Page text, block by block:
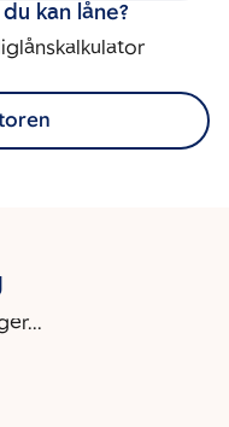
kan låne?